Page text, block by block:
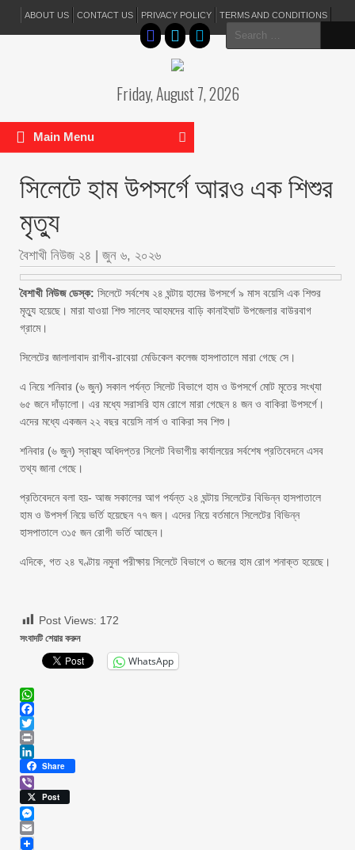
ABOUT US CONTACT US PRIVACY POLICY TERMS AND CONDITIONS
Search
for:
Friday, August 7, 2026
Main Menu
সিলেটে হাম উপসর্গে আরও এক শিশুর
মৃত্যু
বৈশাখী নিউজ ২৪ | জুন ৬, ২০২৬
বৈশাখী নিউজ ডেস্ক: সিলেটে সর্বশেষ ২৪ ঘন্টায় হামের উপসর্গে ৯ মাস বয়েসি এক শিশুর
মৃত্যু হয়েছে। মারা যাওয়া শিশু সালেহ আহমদের বাড়ি কানাইঘাট উপজেলার বাউরবাগ
গ্রামে।
সিলেটের জালালাবাদ রাগীব-রাবেয়া মেডিকেল কলেজ হাসপাতালে মারা গেছে সে।
এ নিয়ে শনিবার (৬ জুন) সকাল পর্যন্ত সিলেট বিভাগে হাম ও উপসর্গে মোট মৃতের সংখ্যা
৬৫ জনে দাঁড়ালো। এর মধ্যে সরাসরি হাম রোগে মারা গেছেন ৪ জন ও বাকিরা উপসর্গে।
এদের মধ্যে একজন ২২ বছর বয়েসি নার্স ও বাকিরা সব শিশু।
শনিবার (৬ জুন) স্বাস্থ্য অধিদপ্তর সিলেট বিভাগীয় কার্যালয়ের সর্বশেষ প্রতিবেদনে এসব
তথ্য জানা গেছে।
প্রতিবেদনে বলা হয়- আজ সকালের আগ পর্যন্ত ২৪ ঘন্টায় সিলেটের বিভিন্ন হাসপাতালে
হাম ও উপসর্গ নিয়ে ভর্তি হয়েছেন ৭৭ জন। এদের নিয়ে বর্তমানে সিলেটের বিভিন্ন
হাসপাতালে ৩১৫ জন রোগী ভর্তি আছেন।
এদিকে, গত ২৪ ঘণ্টায় নমুনা পরীক্ষায় সিলেটে বিভাগে ৩ জনের হাম রোগ শনাক্ত হয়েছে।
Post Views: 172
সংবাদটি শেয়ার করুন
WhatsApp
WhatsApp
Facebook
Twitter
Print
LinkedIn
Share
ViberPost
Messenger
Email